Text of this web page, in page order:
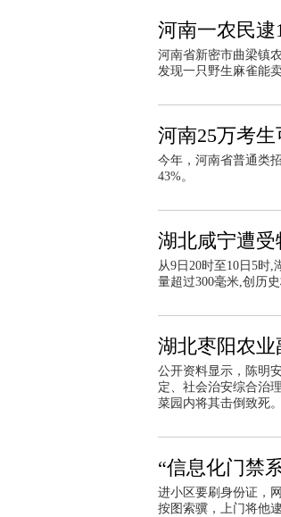
河南一农民逮
河南省新密市曲梁镇
发现一只野生麻雀能
河南25万考
今年，河南省普通类
43%。
湖北咸宁遭
从9日20时至10日5时
量超过300毫米,创历史
湖北枣阳农
公开资料显示，陈明
定、社会治安综合治
菜园内将其击倒致死。
“信息化门禁
进小区要刷身份证，
按图索骥，上门将他